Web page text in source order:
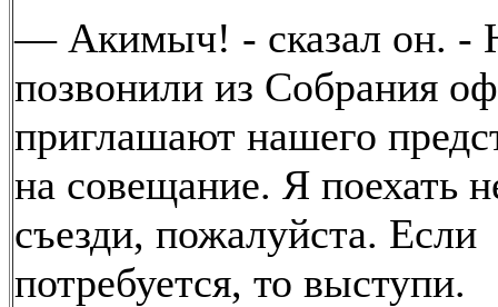
— Акимыч! - сказал он. -
позвонили из Собрания
приглашают нашего
на совещание. Я поехать
съезди, пожалуйста. Если
потребуется, то выступи.